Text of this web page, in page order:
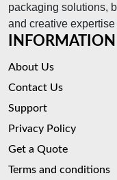
packaging solutions,
and creative
INFORMATION
About Us
Contact Us
Support
Privacy Policy
Get a Quote
Terms and conditions